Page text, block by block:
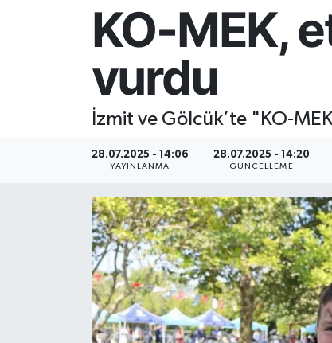
KO-MEK,
vurdu
İzmit ve Gölcük’te "KO-
28.07.2025 - 14:06
YAYINLANMA
28.07.2025 - 14:20
GÜNCELLEME
Resmi İlan